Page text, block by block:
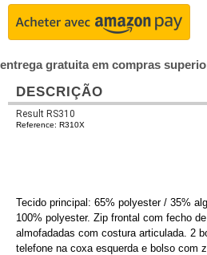
entrega gratuita em compras
DESCRIÇÃO
Result RS310
Reference: R310X
Tecido principal: 65% polyester / 35%
100% polyester. Zip frontal com fecho
almofadadas com costura articulada. 2
telefone na coxa esquerda e bolso com